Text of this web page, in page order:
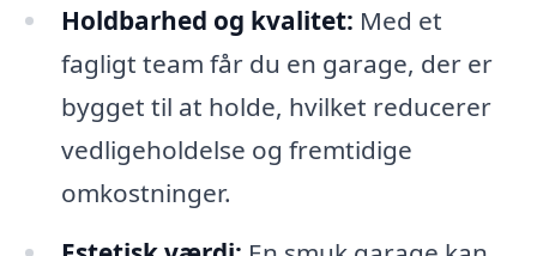
Holdbarhed og kvalitet: Med et
fagligt team får du en garage, der er
bygget til at holde, hvilket reducerer
vedligeholdelse og fremtidige
omkostninger.